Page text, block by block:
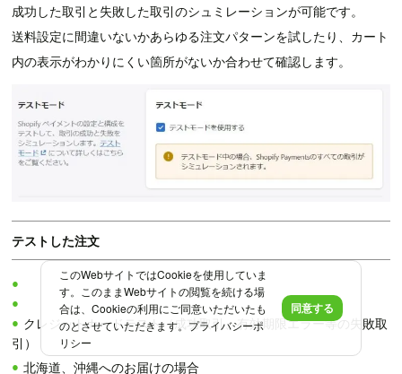
成功した取引と失敗した取引のシュミレーションが可能です。
送料設定に間違いないかあらゆる注文パターンを試したり、カート
内の表示がわかりにくい箇所がないか合わせて確認します。
テストした注文
クレジットカードテスト（成功取引、有効期限エラー等の失敗取
引）
北海道、沖縄へのお届けの場合
このWebサイトではCookieを使用していま
す。このままWebサイトの閲覧を続ける場
合は、Cookieの利用にご同意いただいたも
のとさせていただきます。 プライバシーポ
リシー
同意する